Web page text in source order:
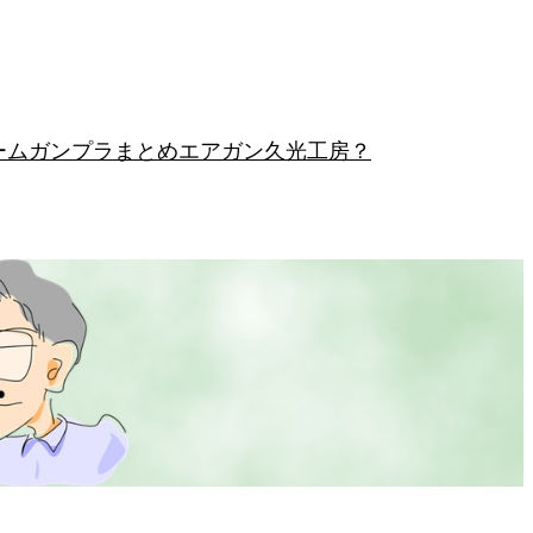
ムガンプラまとめエアガン久光工房？